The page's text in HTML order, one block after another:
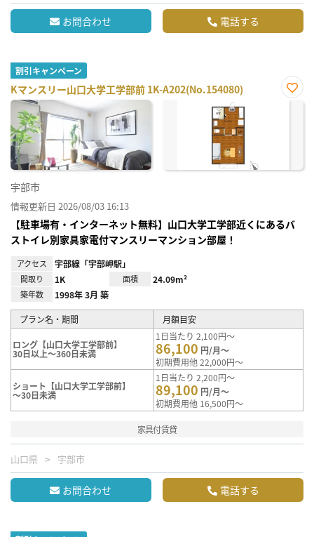
お問合わせ 電話する
割引キャンペーン
Kマンスリー山口大学工学部前 1K-A202(No.154080)
お気
宇部市
情報更新日 2026/08/03 16:13
【駐車場有・インターネット無料】山口大学工学部近くにあるバ
ストイレ別家具家電付マンスリーマンション部屋！
アクセス 宇部線「宇部岬駅」
間取り 1K 面積 24.09m²
築年数 1998年 3月 築
プラン名・期間 月額目安
ロング【山口大学工学部前】
30日以上～360日未満
1日当たり 2,100円～
86,100 円/月～
初期費用他 22,000円～
ショート【山口大学工学部前】
～30日未満
1日当たり 2,200円～
89,100 円/月～
初期費用他 16,500円～
家具付賃貸
山口県 宇部市
お問合わせ 電話する